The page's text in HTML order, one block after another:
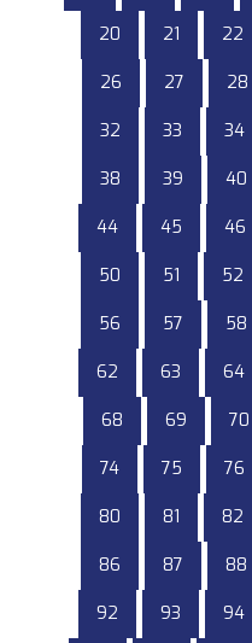
20 21 22
26 27 28
32 33 34
38 39 40
44 45 46
50 51 52
56 57 58
62 63 64
68 69 70
74 75 76
80 81 82
86 87 88
92 93 94